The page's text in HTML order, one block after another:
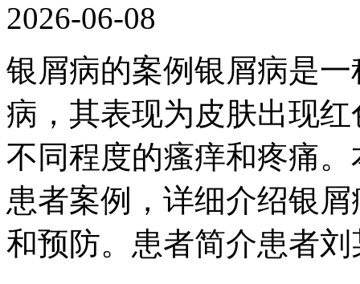
2026-06-08
银屑病的案例银屑病是
病，其表现为皮肤出现
不同程度的瘙痒和疼痛
患者案例，详细介绍银
和预防。患者简介患者